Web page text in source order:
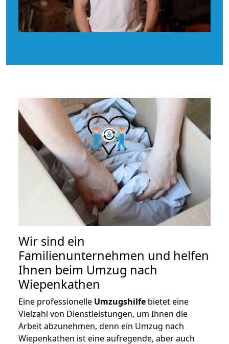
Wir sind ein
Familienunternehmen und helfen
Ihnen beim Umzug nach
Wiepenkathen
Eine professionelle Umzugshilfe bietet eine
Vielzahl von Dienstleistungen, um Ihnen die
Arbeit abzunehmen, denn ein Umzug nach
Wiepenkathen ist eine aufregende, aber auch